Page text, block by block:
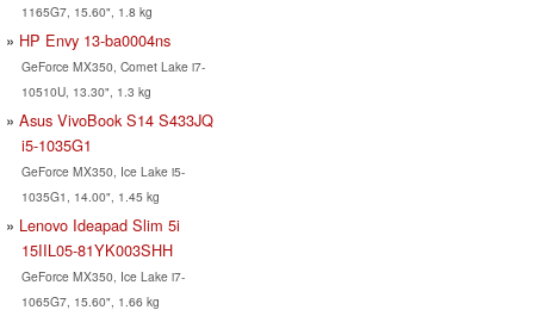
1165G7, 15.60", 1.8 kg
HP Envy 13-ba0004ns
GeForce MX350, Comet Lake i7-
10510U, 13.30", 1.3 kg
Asus VivoBook S14 S433JQ
i5-1035G1
GeForce MX350, Ice Lake i5-
1035G1, 14.00", 1.45 kg
Lenovo Ideapad Slim 5i
15IIL05-81YK003SHH
GeForce MX350, Ice Lake i7-
1065G7, 15.60", 1.66 kg